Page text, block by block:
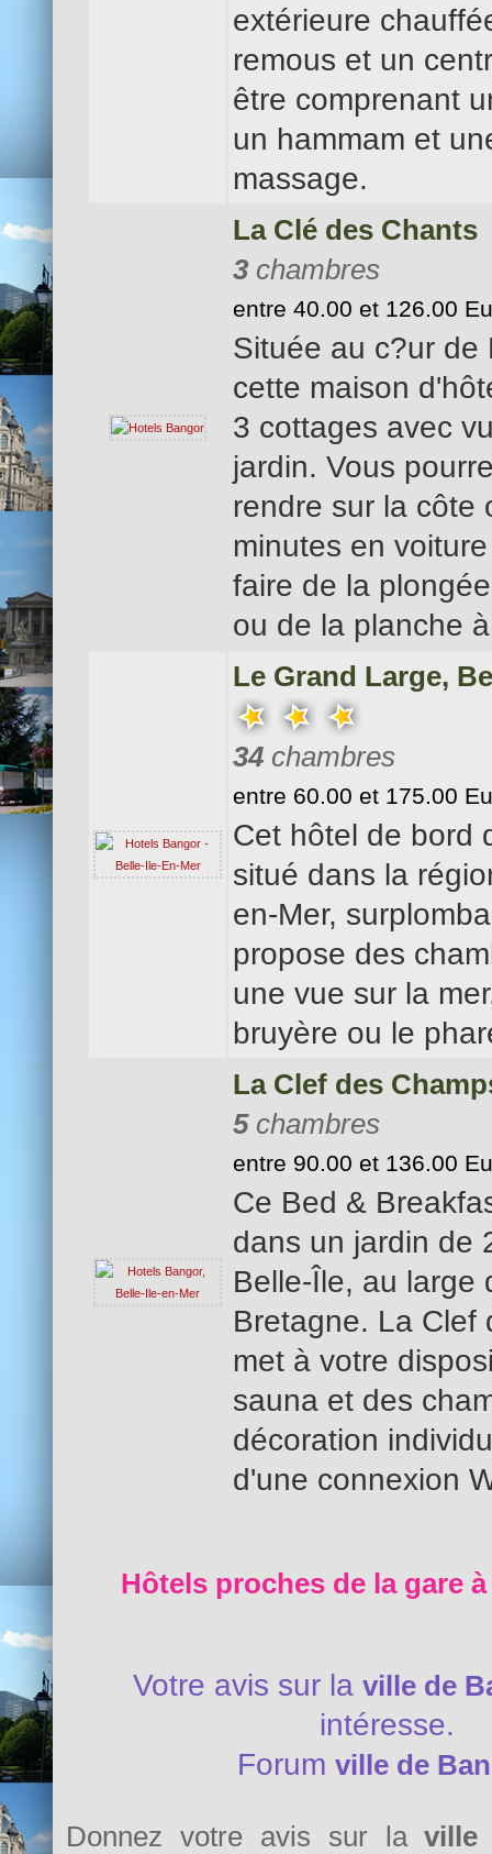
extérieure
remous et un
être comprenant
un hammam et
massage.
La Clé des Chants
3 chambres
entre 40.00 et 126.00
Située au c?ur de
cette maison
3 cottages avec
jardin. Vous
rendre sur la côte
minutes en
faire de la
ou de la planche
Le Grand Large,
34 chambres
entre 60.00 et 175.00
Cet hôtel de bord
situé dans la
en-Mer,
propose des
une vue sur la
bruyère ou le
La Clef des
5chambres
entre 90.00 et 136.00
Ce Bed &
dans un jardin de
Belle-Île, au large
Bretagne. La Clef
met à votre
sauna et des
décoration
d'une connexion
Hôtels proches de la gare
Votre avis sur la ville de
intéresse.
Forum ville de
Donnez votre avis sur laville